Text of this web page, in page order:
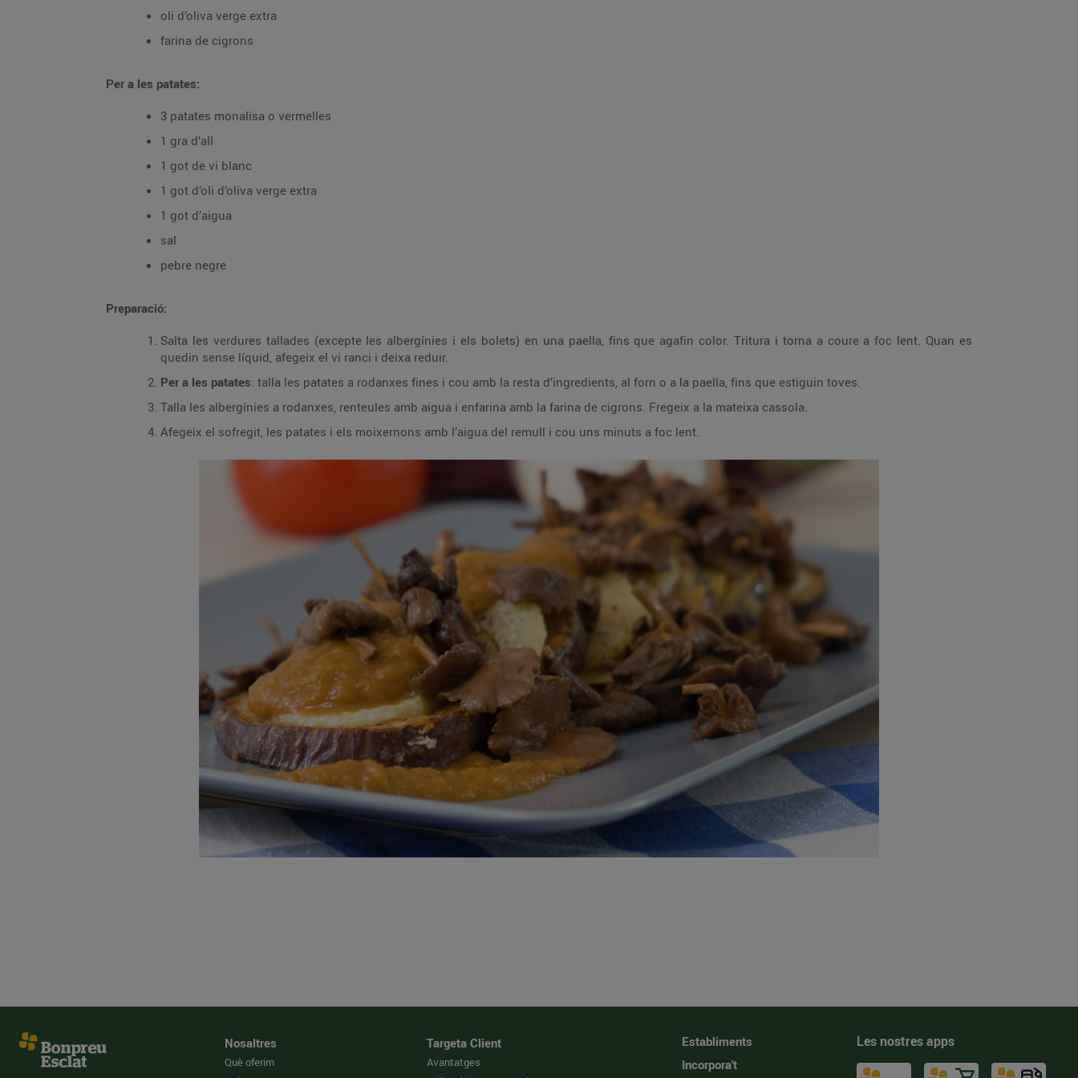
oli d’oliva verge extra
farina de cigrons
Per a les patates:
3 patates monalisa o vermelles
1 gra d’all
1 got de vi blanc
1 got d’oli d’oliva verge extra
1 got d’aigua
sal
pebre negre
Preparació:
Salta les verdures tallades (excepte les albergínies i els bolets) en una paella, fins que agafin color. Tritura i torna a coure a foc lent. Quan es
quedin sense líquid, afegeix el vi ranci i deixa reduir.
Per a les patates: talla les patates a rodanxes fines i cou amb la resta d’ingredients, al forn o a la paella, fins que estiguin toves.
Talla les albergínies a rodanxes, renteules amb aigua i enfarina amb la farina de cigrons. Fregeix a la mateixa cassola.
Afegeix el sofregit, les patates i els moixernons amb l’aigua del remull i cou uns minuts a foc lent.
Nosaltres
Què oferim
Targeta Client
Avantatges
Establiments
Incorpora't
Les nostres apps